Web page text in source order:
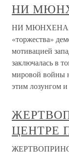
НИ
НИ МЮНХЕНА,
«торжества»
мотивацией
заключалась в
мировой войны
этим лозунгом и
ЦЕНТРЕ